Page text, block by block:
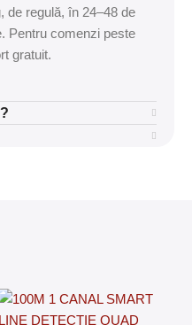
de regulă, în 24–48 de
Pentru comenzi peste
gratuit.